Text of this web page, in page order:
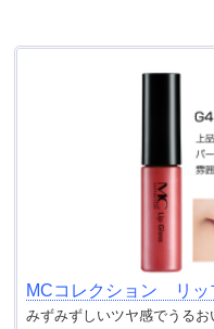
MCコレクション リッ
みずみずしいツヤ感でうる